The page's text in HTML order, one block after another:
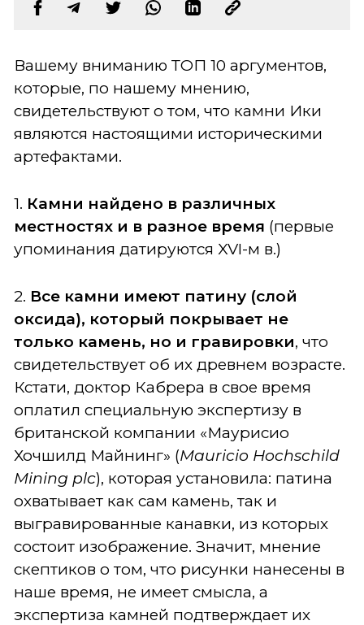
Вашему вниманию ТОП 10 аргументов,
которые, по нашему мнению,
свидетельствуют о том, что камни Ики
являются настоящими историческими
артефактами.
1. Камни найдено в различных
местностях и в разное время (первые
упоминания датируются XVI-м в.)
2. Все камни имеют патину (слой
оксида), который покрывает не
только камень, но и гравировки, что
свидетельствует об их древнем возрасте.
Кстати, доктор Кабрера в свое время
оплатил специальную экспертизу в
британской компании «Маурисио
Хочшилд Майнинг» (Mauricio Hochschild
Mining plc), которая установила: патина
охватывает как сам камень, так и
выгравированные канавки, из которых
состоит изображение. Значит, мнение
скептиков о том, что рисунки нанесены в
наше время, не имеет смысла, а
экспертиза камней подтверждает их